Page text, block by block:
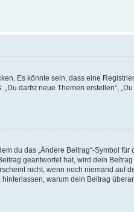
Es könnte sein, dass eine
darfst neue Themen erstellen“, „Du
du das „Ändere Beitrag“-Symbol für
geantwortet hat, wird dein
nicht, wenn noch niemand auf
warum dein Beitrag